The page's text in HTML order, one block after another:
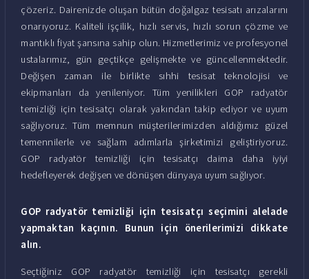
çözeriz. Dairenizde oluşan bütün doğalgaz tesisatı arızalarını
onarıyoruz. Kaliteli işçilik, hızlı servis, hızlı sorun çözme ve
mantıklı fiyat şansına sahip olun. Hizmetlerimiz ve profesyonel
ustalarımız, gün geçtikçe gelişmekte ve güncellenmektedir.
Değişen zaman ile birlikte sıhhi tesisat teknolojisi ve
ekipmanları da yenileniyor. Tüm yenilikleri GOP radyatör
temizliği için tesisatçı olarak yakından takip ediyor ve uyum
sağlıyoruz. Tüm memnun müşterilerimizden aldığımız güzel
temennilerle ve sağlam adımlarla şirketimizi geliştiriyoruz.
GOP radyatör temizliği için tesisatçı daima daha iyiyi
hedefleyerek değişen ve dönüşen dünyaya uyum sağlıyor.
GOP radyatör temizliği için tesisatçı seçimini alelade
yapmaktan kaçının. Bunun için önerilerimizi dikkate
alın.
Seçtiğiniz GOP radyatör temizliği için tesisatçı gerekli